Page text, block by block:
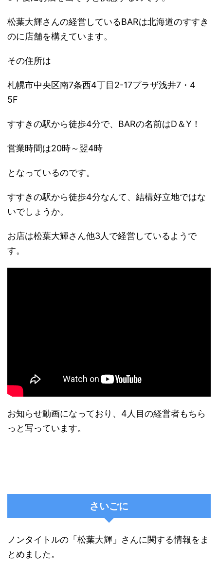
松葉大輝さんの経営しているBARは北海道のすすき
のに店舗を構えています。
その住所は
札幌市中央区南7条西4丁目2-17プラザ浅井7・4
5F
すすきの駅から徒歩4分で、BARの名前はD＆Y！
営業時間は20時～翌4時
となっているのです。
すすきの駅から徒歩4分なんて、結構好立地ではな
いでしょうか。
お店は松葉大輝さん他3人で経営しているようで
す。
お知らせ動画になっており、4人目の経営者もちら
っと写っています。
さいごに
ノンタイトルの「松葉大輝」さんに関する情報をま
とめました。